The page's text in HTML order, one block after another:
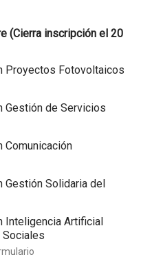
(Cierra inscripción el 20
Proyectos Fotovoltaicos
Gestión de Servicios
Comunicación
Gestión Solidaria del
Inteligencia Artificial
Sociales